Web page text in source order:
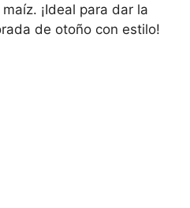
¡Ideal para dar la
de otoño con estilo!